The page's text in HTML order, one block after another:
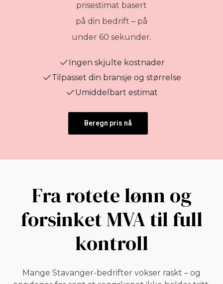
prisestimat basert
på din bedrift – på
under 60 sekunder.
Ingen skjulte kostnader
Tilpasset din bransje og størrelse
Umiddelbart estimat
Beregn pris nå
Fra rotete lønn og
forsinket MVA til full
kontroll
Mange Stavanger-bedrifter vokser raskt – og